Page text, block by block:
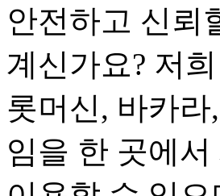
안전하고 신뢰
계신가요? 저
롯머신, 바카
임을 한 곳에